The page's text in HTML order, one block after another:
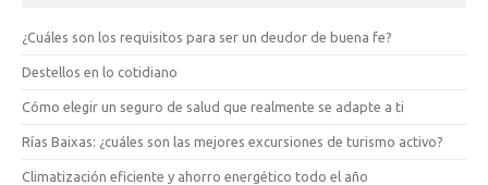
¿Cuáles son los requisitos para ser un deudor de buena fe?
Destellos en lo cotidiano
Cómo elegir un seguro de salud que realmente se adapte a ti
Rías Baixas: ¿cuáles son las mejores excursiones de turismo activo?
Climatización eficiente y ahorro energético todo el año